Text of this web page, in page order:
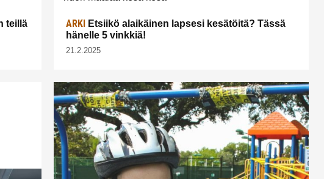
teillä
ARKI Etsiikö alaikäinen lapsesi kesätöitä? Tässä
hänelle 5 vinkkiä!
21.2.2025